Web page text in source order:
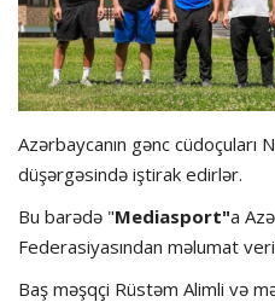
Azərbaycanın gənc cüdoçuları
düşərgəsində iştirak edirlər.
Bu barədə "Mediasport"a
Federasiyasından məlumat
Baş məşqçi Rüstəm Alimli və